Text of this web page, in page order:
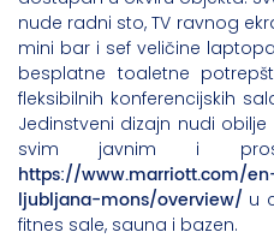
nude radni sto, TV ravnog
mini bar i sef veličine
besplatne toaletne
fleksibilnih konferencijskih
Jedinstveni dizajn nudi
svim javnim i
https://www.marriott.com/
ljubljana-mons/overview/ u
fitnes sale, sauna i bazen.